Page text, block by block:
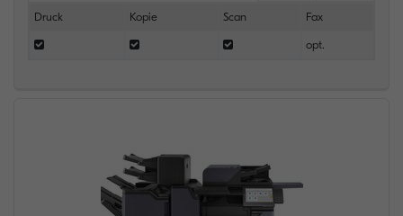
Druck Kopie Scan Fax
opt.